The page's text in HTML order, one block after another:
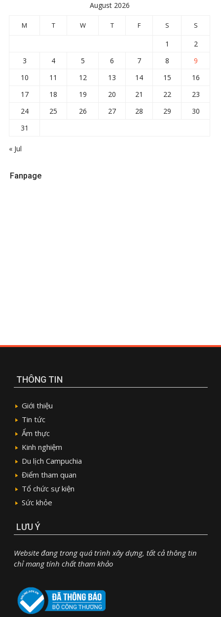
August 2026
M T W T F S S
1
2
3
4 5 6 7 8
9
10
11 12 13 14 15
16
17
18 19 20 21 22
23
24
25 26 27 28 29
30
31
« Jul
Fanpage
THÔNG TIN
Giới thiệu
Tin tức
Ẩm thực
Kinh nghiệm
Du lịch Campuchia
Điểm tham quan
Tổ chức sự kiện
Sức khỏe
LƯU Ý
Website đang trong quá trình xây dựng, tất cả thông tin
chỉ mang tính chất tham khảo